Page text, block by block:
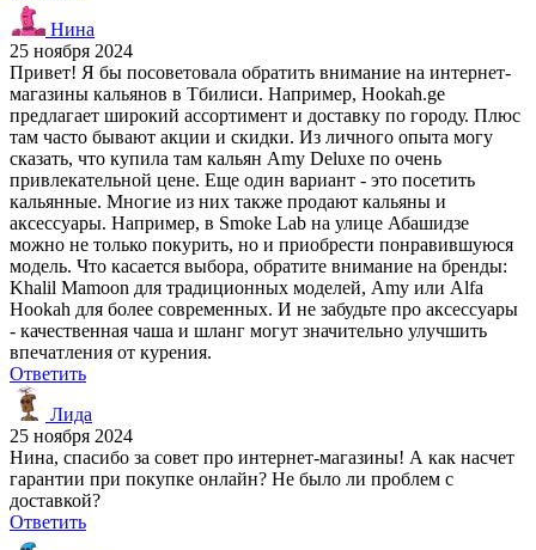
Нина
25 ноября 2024
Привет! Я бы посоветовала обратить внимание на интернет-
магазины кальянов в Тбилиси. Например, Hookah.ge
предлагает широкий ассортимент и доставку по городу. Плюс
там часто бывают акции и скидки. Из личного опыта могу
сказать, что купила там кальян Amy Deluxe по очень
привлекательной цене. Еще один вариант - это посетить
кальянные. Многие из них также продают кальяны и
аксессуары. Например, в Smoke Lab на улице Абашидзе
можно не только покурить, но и приобрести понравившуюся
модель. Что касается выбора, обратите внимание на бренды:
Khalil Mamoon для традиционных моделей, Amy или Alfa
Hookah для более современных. И не забудьте про аксессуары
- качественная чаша и шланг могут значительно улучшить
впечатления от курения.
Ответить
Лида
25 ноября 2024
Нина, спасибо за совет про интернет-магазины! А как насчет
гарантии при покупке онлайн? Не было ли проблем с
доставкой?
Ответить